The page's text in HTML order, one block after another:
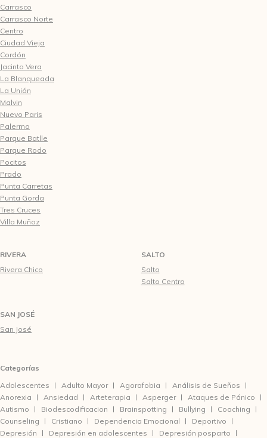
Carrasco
Carrasco Norte
Centro
Ciudad Vieja
Cordón
Jacinto Vera
La Blanqueada
La Unión
Malvin
Nuevo Paris
Palermo
Parque Batlle
Parque Rodo
Pocitos
Prado
Punta Carretas
Punta Gorda
Tres Cruces
Villa Muñoz
RIVERA
Rivera Chico
SALTO
Salto
Salto Centro
SAN JOSÉ
San José
Categorías
Adolescentes
Adulto Mayor Agorafobia
Análisis de Sueños
Anorexia
Ansiedad Arteterapia Asperger
Ataques de Pánico
Autismo
Biodescodificacion Brainspotting Bullying
Coaching
Counseling
Cristiano Dependencia Emocional
Deportivo
Depresión
Depresión en adolescentes
Depresión posparto